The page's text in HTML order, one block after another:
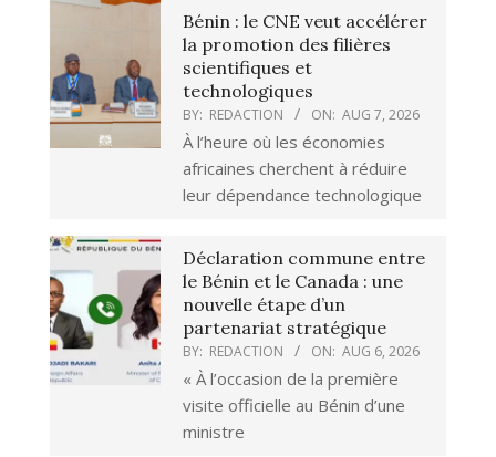
Bénin : le CNE veut accélérer
la promotion des filières
scientifiques et
technologiques
BY: REDACTION ON: AUG 7, 2026
À l’heure où les économies
africaines cherchent à réduire
leur dépendance technologique
Déclaration commune entre
le Bénin et le Canada : une
nouvelle étape d’un
partenariat stratégique
BY: REDACTION ON: AUG 6, 2026
« À l’occasion de la première
visite officielle au Bénin d’une
ministre